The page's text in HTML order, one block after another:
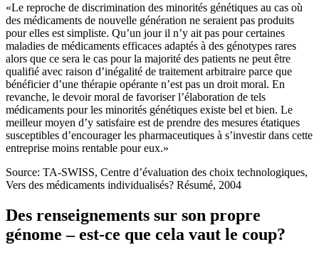
«Le reproche de discrimination des minorités génétiques au cas où
des médicaments de nouvelle génération ne seraient pas produits
pour elles est simpliste. Qu’un jour il n’y ait pas pour certaines
maladies de médicaments efficaces adaptés à des génotypes rares
alors que ce sera le cas pour la majorité des patients ne peut être
qualifié avec raison d’inégalité de traitement arbitraire parce que
bénéficier d’une thérapie opérante n’est pas un droit moral. En
revanche, le devoir moral de favoriser l’élaboration de tels
médicaments pour les minorités génétiques existe bel et bien. Le
meilleur moyen d’y satisfaire est de prendre des mesures étatiques
susceptibles d’encourager les pharmaceutiques à s’investir dans cette
entreprise moins rentable pour eux.»
Source: TA-SWISS, Centre d’évaluation des choix technologiques,
Vers des médicaments individualisés? Résumé, 2004
Des renseignements sur son propre
génome – est-ce que cela vaut le coup?